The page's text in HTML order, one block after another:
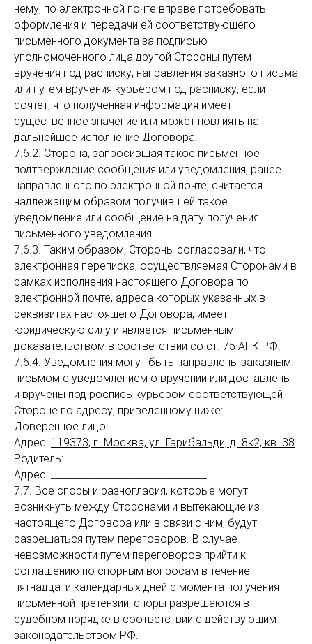
нему, по электронной почте вправе потребовать
оформления и передачи ей соответствующего
письменного документа за подписью
уполномоченного лица другой Стороны путем
вручения под расписку, направления заказного письма
или путем вручения курьером под расписку, если
сочтет, что полученная информация имеет
существенное значение или может повлиять на
дальнейшее исполнение Договора.
7.6.2. Сторона, запросившая такое письменное
подтверждение сообщения или уведомления, ранее
направленного по электронной почте, считается
надлежащим образом получившей такое
уведомление или сообщение на дату получения
письменного уведомления.
7.6.3. Таким образом, Стороны согласовали, что
электронная переписка, осуществляемая Сторонами в
рамках исполнения настоящего Договора по
электронной почте, адреса которых указанных в
реквизитах настоящего Договора, имеет
юридическую силу и является письменным
доказательством в соответствии со ст. 75 АПК РФ.
7.6.4. Уведомления могут быть направлены заказным
письмом с уведомлением о вручении или доставлены
и вручены под роспись курьером соответствующей
Стороне по адресу, приведенному ниже:
Доверенное лицо:
Адрес: 119373, г. Москва, ул. Гарибальди, д. 8к2, кв. 38
Родитель:
Адрес: ________________________________
7.7. Все споры и разногласия, которые могут
возникнуть между Сторонами и вытекающие из
настоящего Договора или в связи с ним, будут
разрешаться путем переговоров. В случае
невозможности путем переговоров прийти к
соглашению по спорным вопросам в течение
пятнадцати календарных дней с момента получения
письменной претензии, споры разрешаются в
судебном порядке в соответствии с действующим
законодательством РФ.